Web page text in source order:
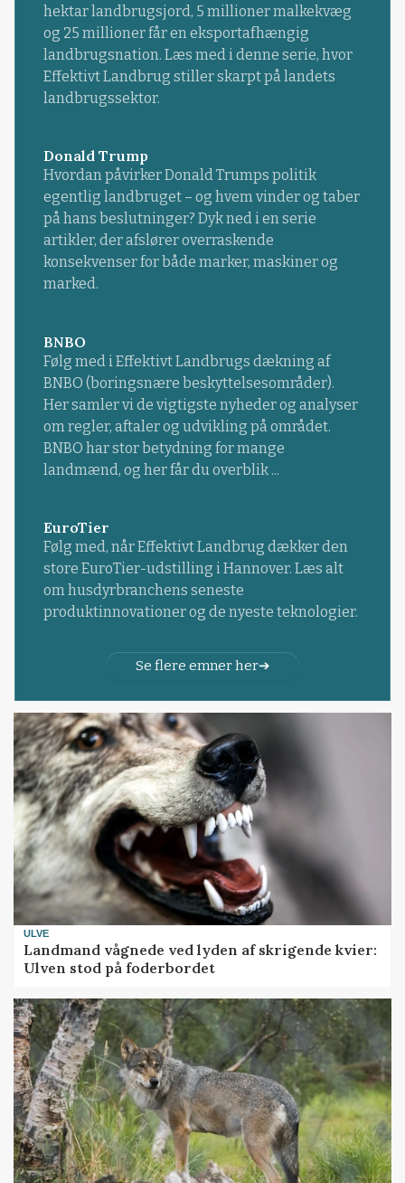
hektar landbrugsjord, 5 millioner malkekvæg
og 25 millioner får en eksportafhængig
landbrugsnation. Læs med i denne serie, hvor
Effektivt Landbrug stiller skarpt på landets
landbrugssektor.
Donald Trump
Hvordan påvirker Donald Trumps politik
egentlig landbruget – og hvem vinder og taber
på hans beslutninger? Dyk ned i en serie
artikler, der afslører overraskende
konsekvenser for både marker, maskiner og
marked.
BNBO
Følg med i Effektivt Landbrugs dækning af
BNBO (boringsnære beskyttelsesområder).
Her samler vi de vigtigste nyheder og analyser
om regler, aftaler og udvikling på området.
BNBO har stor betydning for mange
landmænd, og her får du overblik ...
EuroTier
Følg med, når Effektivt Landbrug dækker den
store EuroTier-udstilling i Hannover. Læs alt
om husdyrbranchens seneste
produktinnovationer og de nyeste teknologier.
Se flere emner her
ULVE
Landmand vågnede ved lyden af skrigende kvier:
Ulven stod på foderbordet